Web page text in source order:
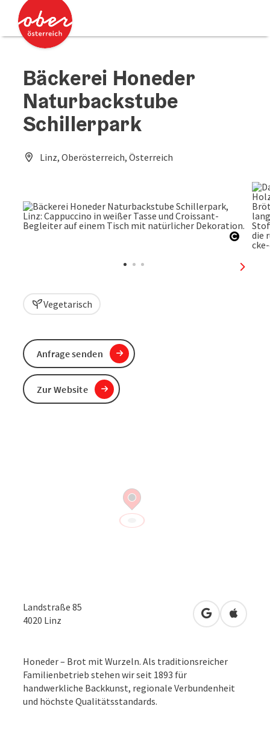
Zum Inhalt
Zum Seitenanfang
Bäckerei Honeder
Naturbackstube
Schillerpark
Linz, Oberösterreich, Österreich
Vegetarisch
Landstraße 85
4020 Linz in Google
in
Honeder – Brot mit Wurzeln. Als traditionsreicher
Familienbetrieb stehen wir seit 1893 für
handwerkliche Backkunst, regionale Verbundenheit
und höchste Qualitätsstandards.
Anfrage senden
Zur Website